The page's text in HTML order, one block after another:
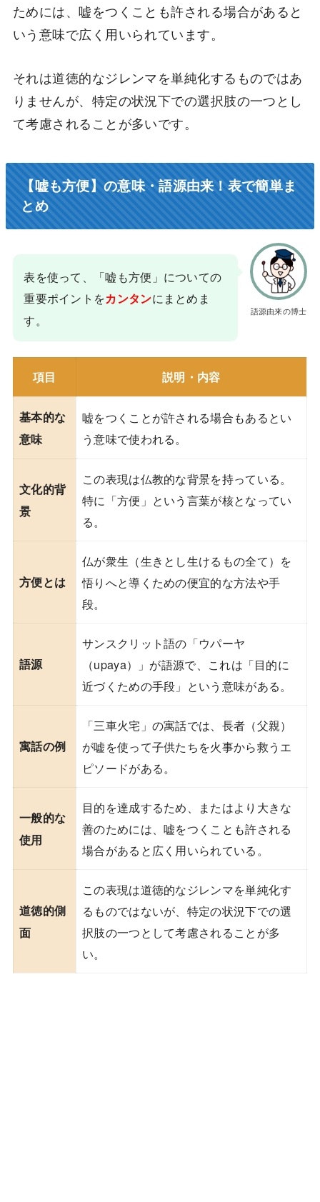
ためには、嘘をつくことも許される場合があると
いう意味で広く用いられています。
それは道徳的なジレンマを単純化するものではあ
りませんが、特定の状況下での選択肢の一つとし
て考慮されることが多いです。
【嘘も方便】の意味・語源由来！表で簡単ま
とめ
語源由来の博士
表を使って、「嘘も方便」についての
重要ポイントをカンタンにまとめま
す。
項目 説明・内容
基本的な
意味
嘘をつくことが許される場合もあるとい
う意味で使われる。
文化的背
景
この表現は仏教的な背景を持っている。
特に「方便」という言葉が核となってい
る。
方便とは
仏が衆生（生きとし生けるもの全て）を
悟りへと導くための便宜的な方法や手
段。
語源
サンスクリット語の「ウパーヤ
（upaya）」が語源で、これは「目的に
近づくための手段」という意味がある。
寓話の例
「三車火宅」の寓話では、長者（父親）
が嘘を使って子供たちを火事から救うエ
ピソードがある。
一般的な
使用
目的を達成するため、またはより大きな
善のためには、嘘をつくことも許される
場合があると広く用いられている。
道徳的側
面
この表現は道徳的なジレンマを単純化す
るものではないが、特定の状況下での選
択肢の一つとして考慮されることが多
い。